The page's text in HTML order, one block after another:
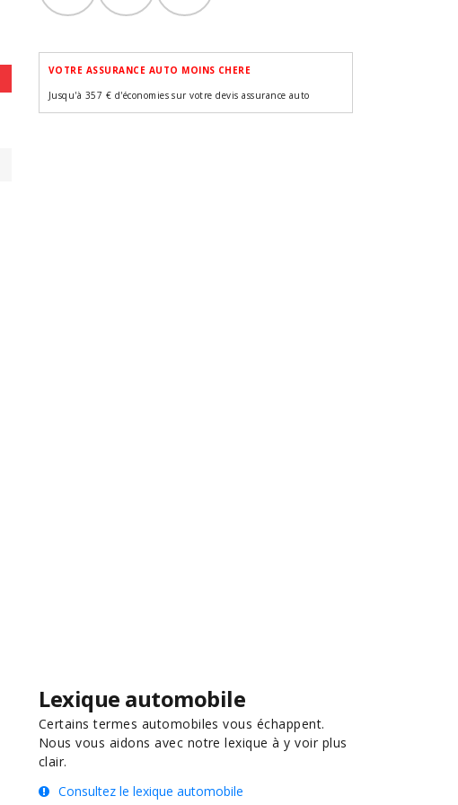
VOTRE ASSURANCE AUTO MOINS CHERE
Jusqu'à 357 € d'économies sur votre devis assurance auto
Lexique automobile
Certains termes automobiles vous échappent.
Nous vous aidons avec notre lexique à y voir plus
clair.
Consultez le lexique automobile